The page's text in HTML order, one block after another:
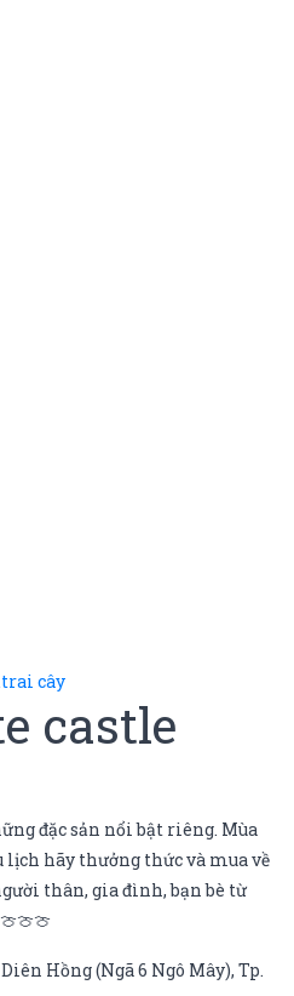
cây
castle
đặc sản nổi bật riêng. Mùa
lịch hãy thưởng thức và mua về
thân, gia đình, bạn bè từ
Hồng (Ngã 6 Ngô Mây), Tp.